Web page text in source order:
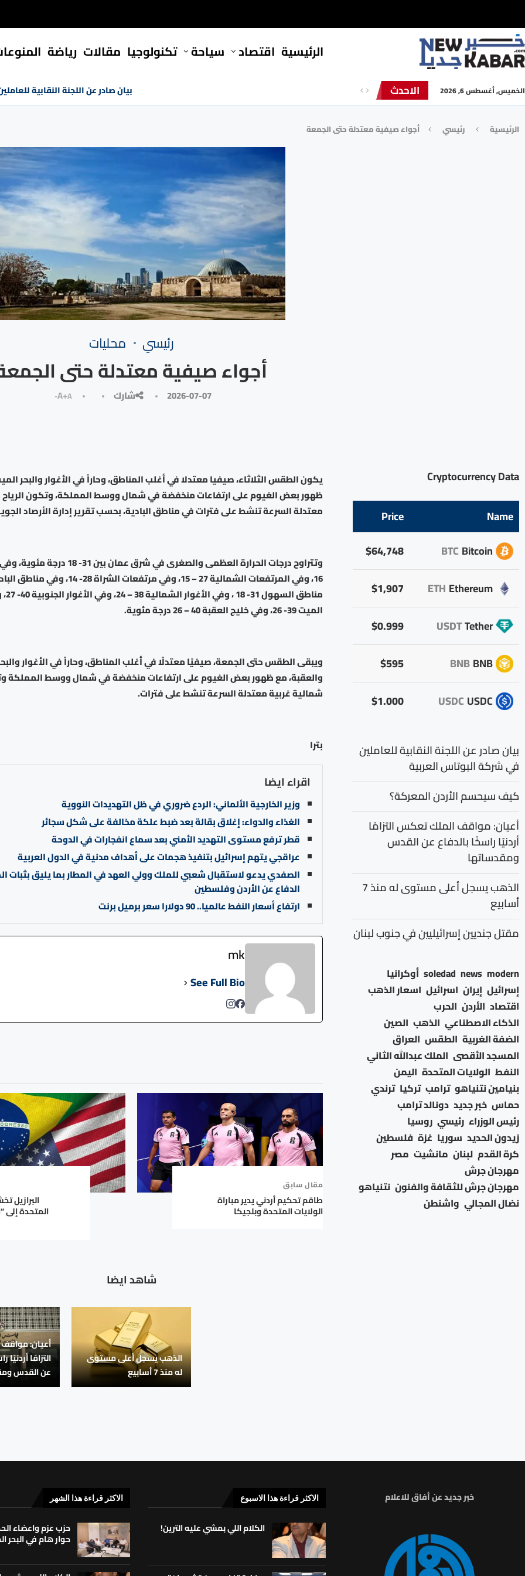
الرئيسية ⁠اقتصاد سياحة تكنولوجيا مقالات رياضة
الخميس, أغسطس 6, 2026 الاحدث بيان صادر عن اللجنة النقابية
الرئيسية رئيسي أجواء صيفية معتدلة حتى الجمعة
رئيسي محليات
أجواء صيفية معتدلة حتى
2026-07-07 شارك A+A-
يكون الطقس الثلاثاء، صيفيا معتدلا في أغلب المناطق، وحاراً في الأغوار والبحر
ظهور بعض الغيوم على ارتفاعات منخفضة في شمال ووسط المملكة، وتكون الرياح
معتدلة السرعة تنشط على فترات في مناطق البادية، بحسب تقرير إدارة الأرصاد
مناطق
الميت 39- 26، وفي خليج العقبة 40 – 26 درجة مئوية.
ويبقى الطقس حتى الجمعة، صيفيًا معتدلًا في أغلب المناطق، وحاراً في الأغوار
والعقبة، مع ظهور بعض الغيوم على ارتفاعات منخفضة في شمال ووسط المملكة
شمالية غربية معتدلة السرعة تنشط على فترات.
بترا
اقراء ايضا
وزير الخارجية الألماني: الردع ضروري في ظل التهديدات النووية
الغذاء والدواء: إغلاق بقالة بعد ضبط علكة مخالفة على شكل سجائر
قطر ترفع مستوى التهديد الأمني بعد سماع انفجارات في الدوحة
عراقجي يتهم إسرائيل بتنفيذ هجمات على أهداف مدنية في الدول العربية
الصفدي يدعو لاستقبال شعبي للملك وولي العهد في المطار بما يليق
الدفاع عن الأردن وفلسطين
ارتفاع أسعار النفط عالميا.. 90 دولارا سعر برميل برنت
mk
See Full Bio
مقال سابق
طاقم تحكيم أردني يدير مباراة
الولايات المتحدة وبلجيكا
البرازيل
المتحدة إلى
شاهد ايضا
أعيان:
التزامًا أردنيًا
عن القدس
الذهب يسجل أعلى مستوى
له منذ 7 أسابيع
Cryptocurrency Data
Name
Price
Bitcoin
BTC
$64,748
Ethereum
ETH
$1,907
Tether
USDT
$0.999
BNB
BNB
$595
USDC
USDC
$1.000
بيان صادر عن اللجنة النقابية للعاملين
في شركة البوتاس العربية
كيف سيحسم الأردن المعركة؟
أعيان: مواقف الملك تعكس التزامًا
أردنيًا راسخًا بالدفاع عن القدس
ومقدساتها
الذهب يسجل أعلى مستوى له منذ 7
أسابيع
مقتل جنديين إسرائيليين في جنوب لبنان
modern
news
soledad أوكرانيا
إسرائيل إيران اسرائيل اسعار الذهب
اقتصاد الأردن الحرب
الذكاء الاصطناعي الذهب الصين
الضفة الغربية الطقس العراق
المسجد الأقصى الملك عبدالله الثاني
النفط الولايات المتحدة اليمن
بنيامين نتنياهو ترامب تركيا ترندي
حماس خبر جديد دونالد ترامب
رئيس الوزراء رئيسي روسيا
زيدون الحديد سوريا غزة فلسطين
كرة القدم لبنان مانشيت مصر
مهرجان جرش
مهرجان جرش للثقافة والفنون نتنياهو
نضال المجالي واشنطن
خبر جديد عن أفاق للاعلام الاكثر قراءة هذا الاسبوع
الكلام اللي بمشي عليه الترين!
الاكثر قراءة هذا الشهر
حزب عزم واعضاء
حوار هام في البحر